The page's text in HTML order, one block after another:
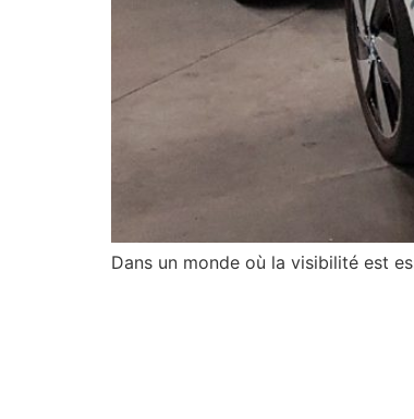
Dans un monde où la visibilité est